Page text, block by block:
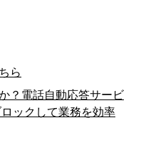
ら
？電話自動応答サービ
ックして業務を効率